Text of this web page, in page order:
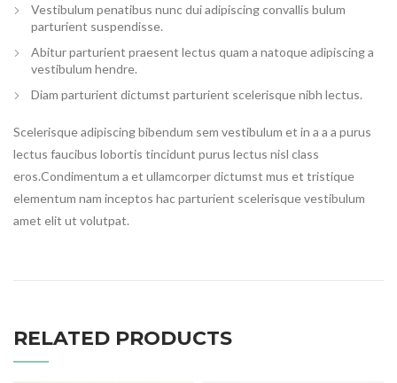
Vestibulum penatibus nunc dui adipiscing convallis bulum
parturient suspendisse.
Abitur parturient praesent lectus quam a natoque adipiscing a
vestibulum hendre.
Diam parturient dictumst parturient scelerisque nibh lectus.
Scelerisque adipiscing bibendum sem vestibulum et in a a a purus
lectus faucibus lobortis tincidunt purus lectus nisl class
eros.Condimentum a et ullamcorper dictumst mus et tristique
elementum nam inceptos hac parturient scelerisque vestibulum
amet elit ut volutpat.
RELATED PRODUCTS